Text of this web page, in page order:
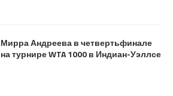
Мирра Андреева в четвертьфинале
на турнире WTA 1000 в Индиан-Уэллсе